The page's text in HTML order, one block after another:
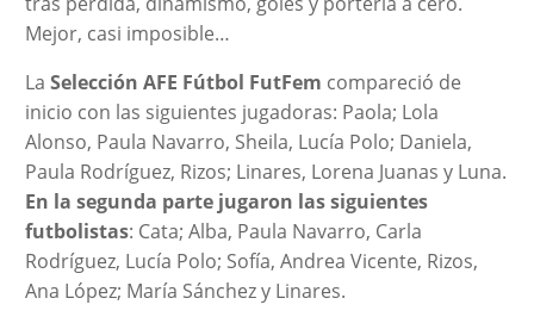
Mejor, casi imposible…
La Selección AFE Fútbol FutFem compareció de
inicio con las siguientes jugadoras: Paola; Lola
Alonso, Paula Navarro, Sheila, Lucía Polo; Daniela,
Paula Rodríguez, Rizos; Linares, Lorena Juanas y Luna.
En la segunda parte jugaron las siguientes
futbolistas: Cata; Alba, Paula Navarro, Carla
Rodríguez, Lucía Polo; Sofía, Andrea Vicente, Rizos,
Ana López; María Sánchez y Linares.